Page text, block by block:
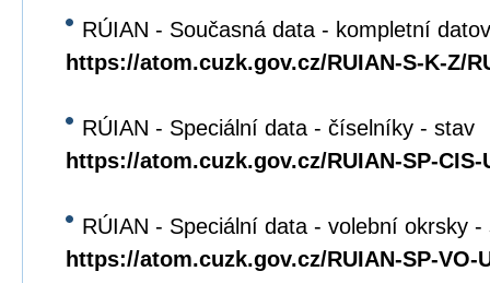
RÚIAN - Současná data - kompletní
https://atom.cuzk.gov.cz/RUIAN-S-K-Z/
RÚIAN - Speciální data - číselníky - stav
https://atom.cuzk.gov.cz/RUIAN-SP-CIS-
RÚIAN - Speciální data - volební okrsky -
https://atom.cuzk.gov.cz/RUIAN-SP-VO-